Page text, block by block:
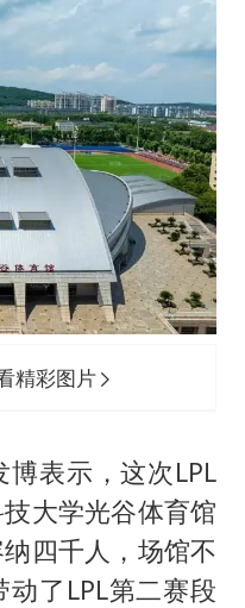
精彩图片
表示，这次LPL
大学光谷体育馆
四千人，场馆不
动了LPL第二赛段